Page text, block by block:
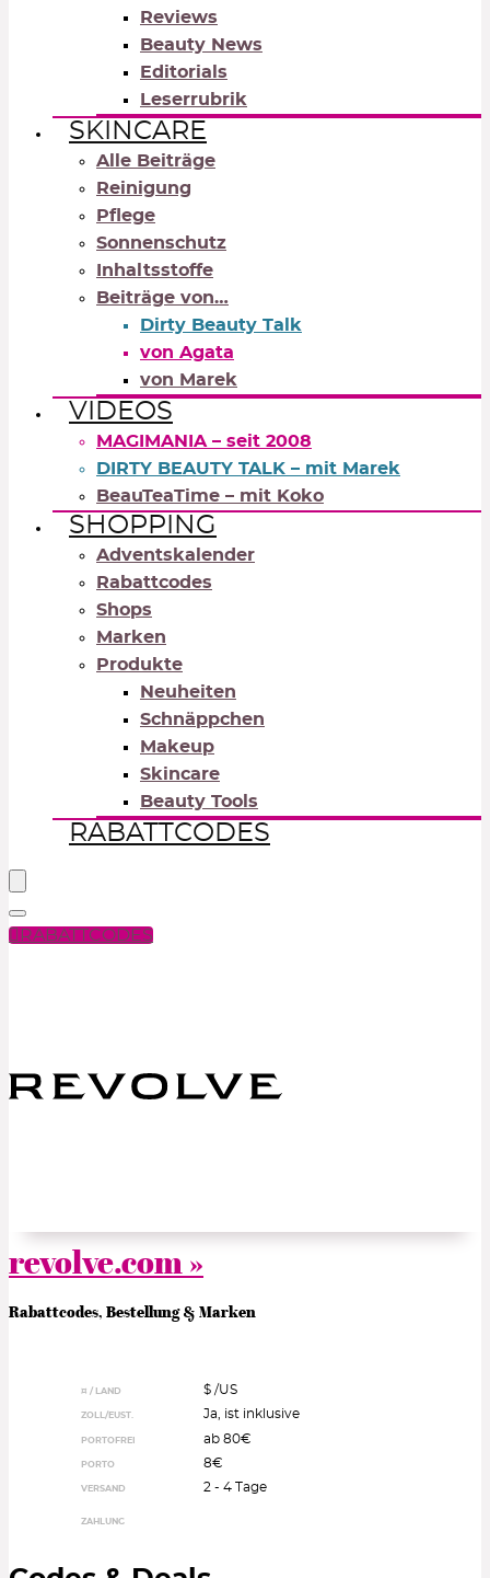
Reviews
Beauty News
Editorials
Leserrubrik
SKINCARE
Alle Beiträge
Reinigung
Pflege
Sonnenschutz
Inhaltsstoffe
Beiträge von…
Dirty Beauty Talk
von Agata
von Marek
VIDEOS
MAGIMANIA – seit 2008
DIRTY BEAUTY TALK – mit Marek
BeauTeaTime – mit Koko
SHOPPING
Adventskalender
Rabattcodes
Shops
Marken
Produkte
Neuheiten
Schnäppchen
Makeup
Skincare
Beauty Tools
RABATTCODES
RABATTCODES
revolve.com »
Rabattcodes, Bestellung & Marken
¤ / LAND $ /US
ZOLL/EUST. Ja, ist inklusive
PORTOFREI ab 80€
PORTO 8€
VERSAND 2 - 4 Tage
ZAHLUNG